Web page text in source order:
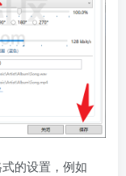
的设置，例如